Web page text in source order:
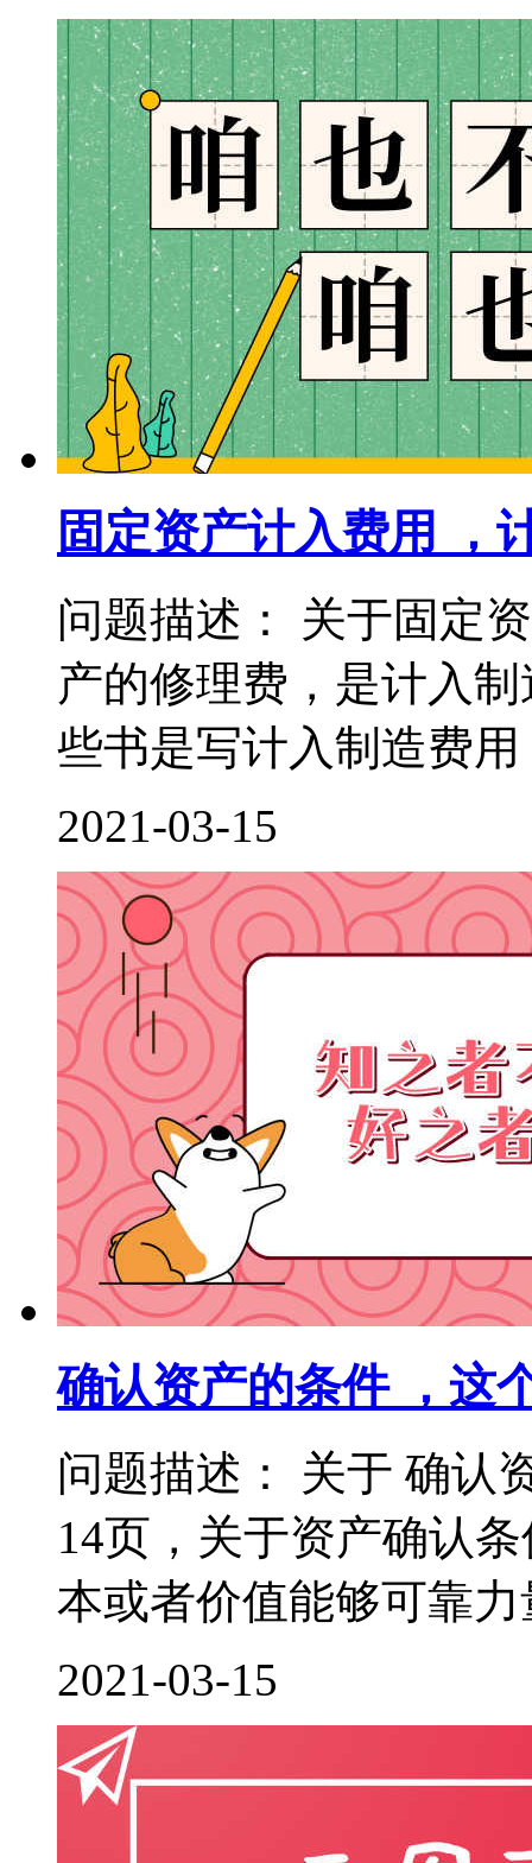
固定资产计入费用 ，
问题描述： 关于固定
产的修理费，是计入
些书是写计入制造费
2021-03-15
确认资产的条件 ，这
问题描述： 关于 确认
14页，关于资产确认
本或者价值能够可靠
2021-03-15